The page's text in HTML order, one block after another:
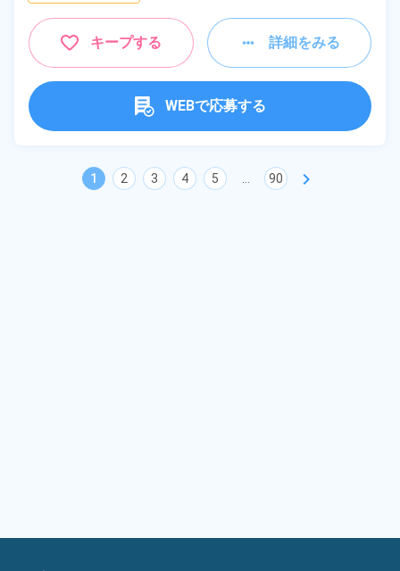
キープする 詳細をみる
WEBで応募する
1 2 3 4 5 90 chevron_right